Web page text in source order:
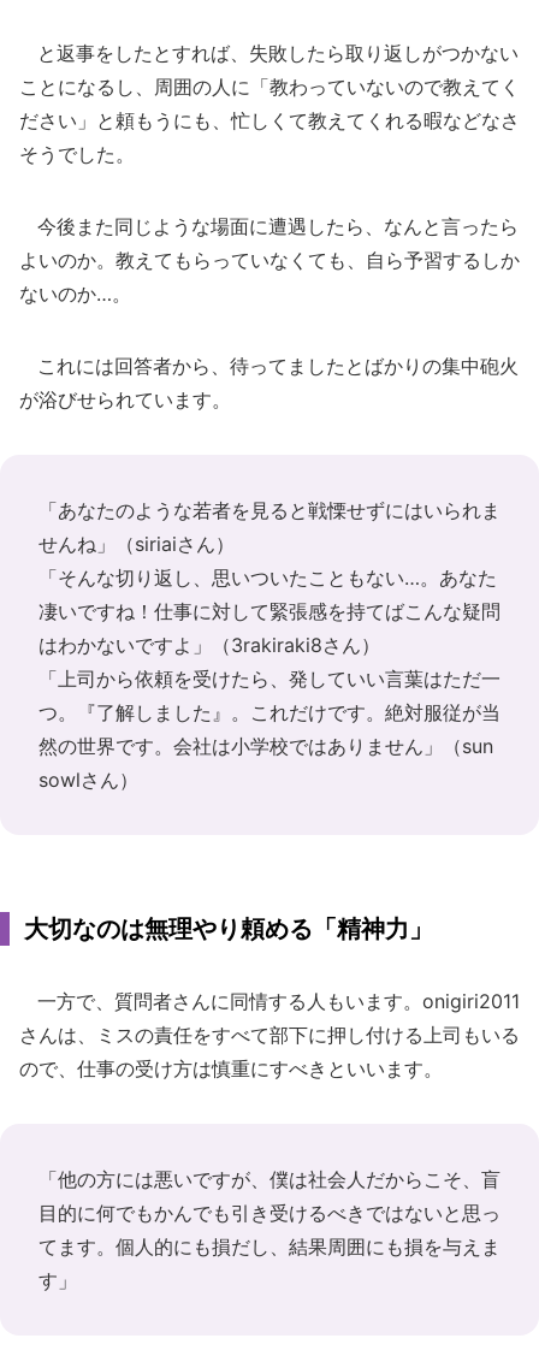
と返事をしたとすれば、失敗したら取り返しがつかない
ことになるし、周囲の人に「教わっていないので教えてく
ださい」と頼もうにも、忙しくて教えてくれる暇などなさ
そうでした。
今後また同じような場面に遭遇したら、なんと言ったら
よいのか。教えてもらっていなくても、自ら予習するしか
ないのか…。
これには回答者から、待ってましたとばかりの集中砲火
が浴びせられています。
「あなたのような若者を見ると戦慄せずにはいられま
せんね」（siriaiさん）
「そんな切り返し、思いついたこともない…。あなた
凄いですね！仕事に対して緊張感を持てばこんな疑問
はわかないですよ」（3rakiraki8さん）
「上司から依頼を受けたら、発していい言葉はただ一
つ。『了解しました』。これだけです。絶対服従が当
然の世界です。会社は小学校ではありません」（sun
sowlさん）
大切なのは無理やり頼める「精神力」
一方で、質問者さんに同情する人もいます。onigiri2011
さんは、ミスの責任をすべて部下に押し付ける上司もいる
ので、仕事の受け方は慎重にすべきといいます。
「他の方には悪いですが、僕は社会人だからこそ、盲
目的に何でもかんでも引き受けるべきではないと思っ
てます。個人的にも損だし、結果周囲にも損を与えま
す」